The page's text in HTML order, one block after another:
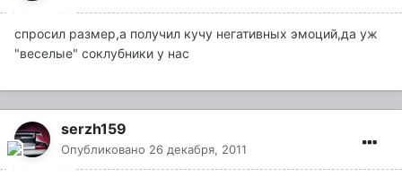
спросил размер,а получил кучу негативных эмоций,да уж
"веселые" соклубники у нас
serzh159
Опубликовано 26 декабря, 2011